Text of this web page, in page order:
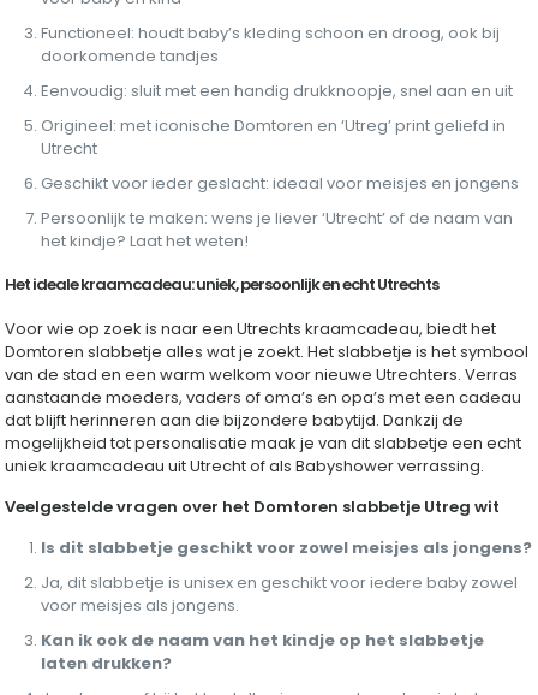
Functioneel: houdt baby’s kleding schoon en droog, ook bij
doorkomende tandjes
Eenvoudig: sluit met een handig drukknoopje, snel aan en uit
Origineel: met iconische Domtoren en ‘Utreg’ print geliefd in
Utrecht
Geschikt voor ieder geslacht: ideaal voor meisjes en jongens
Persoonlijk te maken: wens je liever ‘Utrecht’ of de naam van
het kindje? Laat het weten!
Het ideale kraamcadeau: uniek, persoonlijk en echt Utrechts
Voor wie op zoek is naar een Utrechts kraamcadeau, biedt het
Domtoren slabbetje alles wat je zoekt. Het slabbetje is het symbool
van de stad en een warm welkom voor nieuwe Utrechters. Verras
aanstaande moeders, vaders of oma’s en opa’s met een cadeau
dat blijft herinneren aan die bijzondere babytijd. Dankzij de
mogelijkheid tot personalisatie maak je van dit slabbetje een echt
uniek kraamcadeau uit Utrecht of als Babyshower verrassing.
Veelgestelde vragen over het Domtoren slabbetje Utreg wit
Is dit slabbetje geschikt voor zowel meisjes als jongens?
Ja, dit slabbetje is unisex en geschikt voor iedere baby zowel
voor meisjes als jongens.
Kan ik ook de naam van het kindje op het slabbetje
laten drukken?